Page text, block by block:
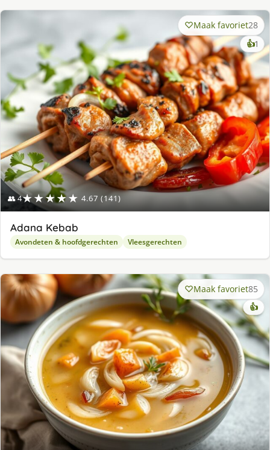
👥 4★★★★★ 4.67 (141)
Maak favoriet28
👍1
Adana Kebab
Avondeten & hoofdgerechten Vleesgerechten
Maak favoriet85
👍